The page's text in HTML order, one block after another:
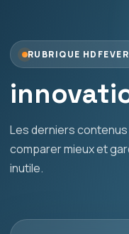
RUBRIQUE HDFEVER
Les derniers
comparer mieux et
inutile.